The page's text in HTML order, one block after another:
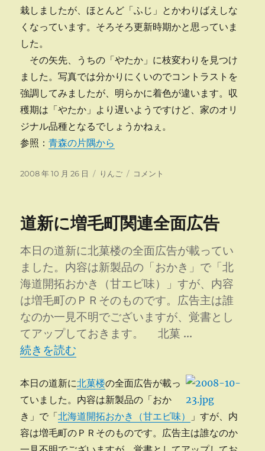
栽しましたが、ほとんど「ふじ」とかわりばえしな
くなっています。そろそろ更新時期かと思っていま
した。
その矢先、うちの「やたか」に枝変わりを見つけ
ました。写真では分かりにくいのでコントラストを
強調してみましたが、明らかに着色が違います。収
穫期は「やたか」より遅いようですけど、家のオリ
ジナル品種となるでしょうかねぇ。
参照：青森の片隅から
投
2008 年 10 月 26 日
カ
ー
りんご
枝
の
変
り
に
コメント
道新に増毛町関連全面広告
本日の道新に北菓楼の全面広告が載ってい
ました。内容は新製品の「おかき」で「北
海道開拓おかき（甘エビ味）」すが、内容
は増毛町のＰＲそのものです。広告主は誰
なのか一見不明でございますが、覚書とし
てアップしておきます。 北菓 …
“道新に増毛町関連全面広告” の
続きを読む
本日の道新に北菓楼の全面広告が載っ
ていました。内容は新製品の「おか
き」で「北海道開拓おかき（甘エビ味）
」すが、内
容は増毛町のＰＲそのものです。広告主は誰なのか